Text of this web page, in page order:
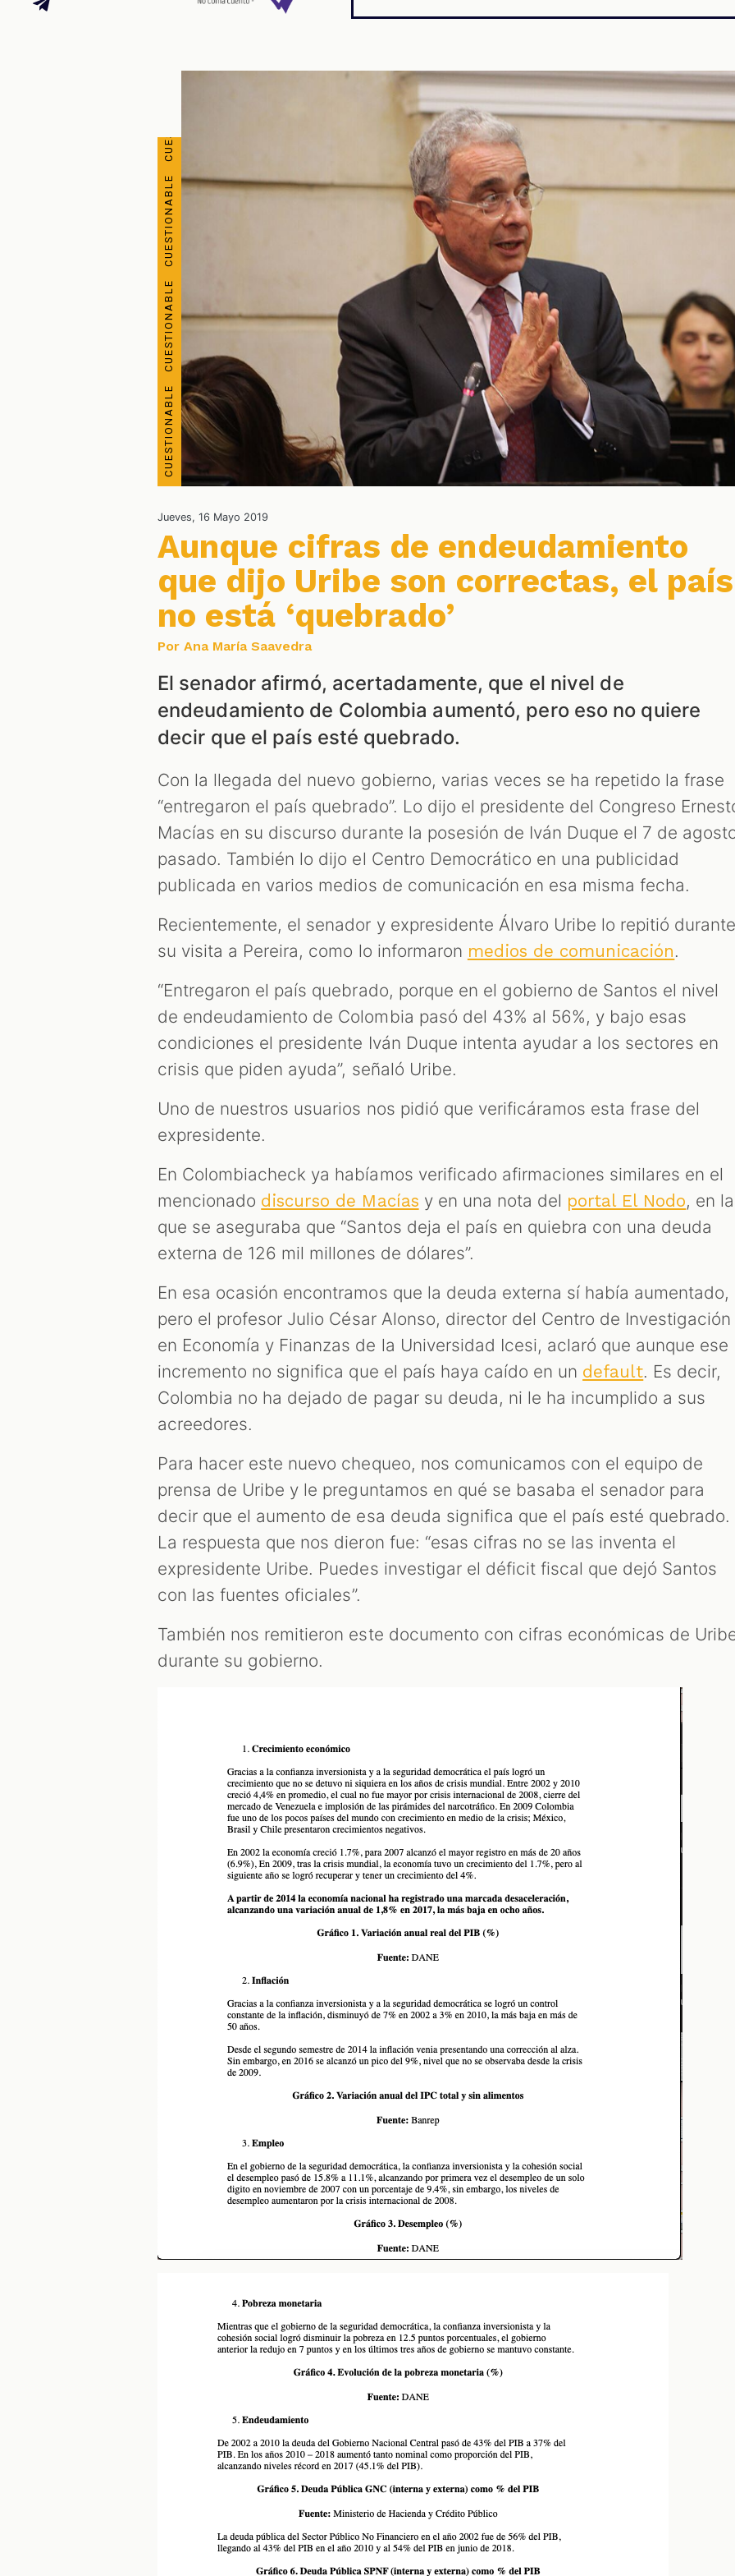
Jueves, 16 Mayo 2019
Aunque cifras de endeudamiento
que dijo Uribe son correctas, el país
no está ‘quebrado’
Por Ana María Saavedra
El senador afirmó, acertadamente, que el nivel de
endeudamiento de Colombia aumentó, pero eso no quiere
decir que el país esté quebrado.
Con la llegada del nuevo gobierno, varias veces se ha repetido la frase
“entregaron el país quebrado”. Lo dijo el presidente del Congreso
Macías en su discurso durante la posesión de Iván Duque el 7 de
pasado. También lo dijo el Centro Democrático en una publicidad
publicada en varios medios de comunicación en esa misma fecha.
Recientemente, el senador y expresidente Álvaro Uribe lo repitió
su visita a Pereira, como lo informaron medios de comunicación.
“Entregaron el país quebrado, porque en el gobierno de Santos el nivel
de endeudamiento de Colombia pasó del 43% al 56%, y bajo esas
condiciones el presidente Iván Duque intenta ayudar a los sectores en
crisis que piden ayuda”, señaló Uribe.
Uno de nuestros usuarios nos pidió que verificáramos esta frase del
expresidente.
En Colombiacheck ya habíamos verificado afirmaciones similares en el
mencionado discurso de Macías y en una nota del portal El Nodo, en la
que se aseguraba que “Santos deja el país en quiebra con una deuda
externa de 126 mil millones de dólares”.
En esa ocasión encontramos que la deuda externa sí había aumentado,
pero el profesor Julio César Alonso, director del Centro de Investigación
en Economía y Finanzas de la Universidad Icesi, aclaró que aunque ese
incremento no significa que el país haya caído en un default. Es decir,
Colombia no ha dejado de pagar su deuda, ni le ha incumplido a sus
acreedores.
Para hacer este nuevo chequeo, nos comunicamos con el equipo de
prensa de Uribe y le preguntamos en qué se basaba el senador para
decir que el aumento de esa deuda significa que el país esté quebrado.
La respuesta que nos dieron fue: “esas cifras no se las inventa el
expresidente Uribe. Puedes investigar el déficit fiscal que dejó Santos
con las fuentes oficiales”.
También nos remitieron este documento con cifras económicas de
durante su gobierno.